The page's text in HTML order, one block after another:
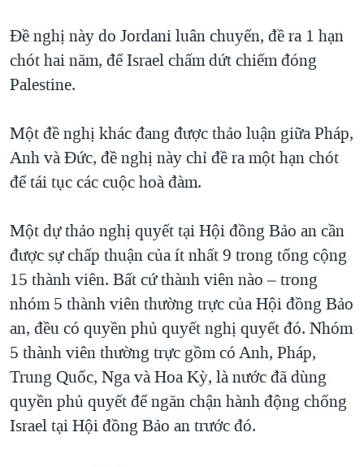
Đề nghị này do Jordani luân chuyển, đề ra 1 hạn
chót hai năm, để Israel chấm dứt chiếm đóng
Palestine.
Một đề nghị khác đang được thảo luận giữa Pháp,
Anh và Đức, đề nghị này chỉ đề ra một hạn chót
để tái tục các cuộc hoà đàm.
Một dự thảo nghị quyết tại Hội đồng Bảo an cần
được sự chấp thuận của ít nhất 9 trong tổng cộng
15 thành viên. Bất cứ thành viên nào – trong
nhóm 5 thành viên thường trực của Hội đồng Bảo
an, đều có quyền phủ quyết nghị quyết đó. Nhóm
5 thành viên thường trực gồm có Anh, Pháp,
Trung Quốc, Nga và Hoa Kỳ, là nước đã dùng
quyền phủ quyết để ngăn chận hành động chống
Israel tại Hội đồng Bảo an trước đó.